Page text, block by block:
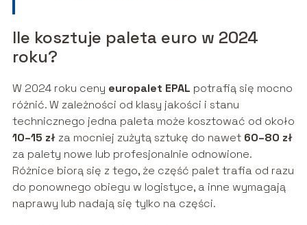
Ile kosztuje paleta euro w 2024
roku?
W 2024 roku ceny europalet EPAL potrafią się mocno
różnić. W zależności od klasy jakości i stanu
technicznego jedna paleta może kosztować od około
10–15 złza mocniej zużytą sztukę do nawet 60–80 zł
za palety nowe lub profesjonalnie odnowione.
Różnice biorą się z tego, że część palet trafia od razu
do ponownego obiegu w logistyce, a inne wymagają
naprawy lub nadają się tylko na części.